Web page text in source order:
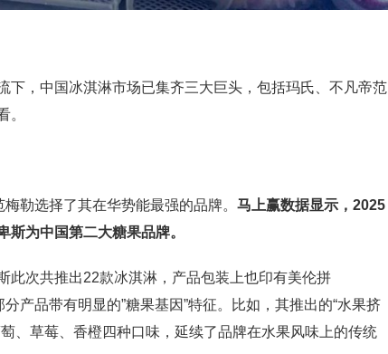
下，中国冰淇淋市场已集齐三大巨头，包括玛氏、不凡帝范
。
勒选择了其在华势能最强的品牌。 马上赢数据显示， 2025
斯为中国第二大糖果品牌。
此次共推出22款冰淇淋，产品包装上也印有美伦拼
产品带有明显的”糖果基因”特征。比如，其推出的“水果挤
、草莓、香橙四种口味，延续了品牌在水果风味上的传统